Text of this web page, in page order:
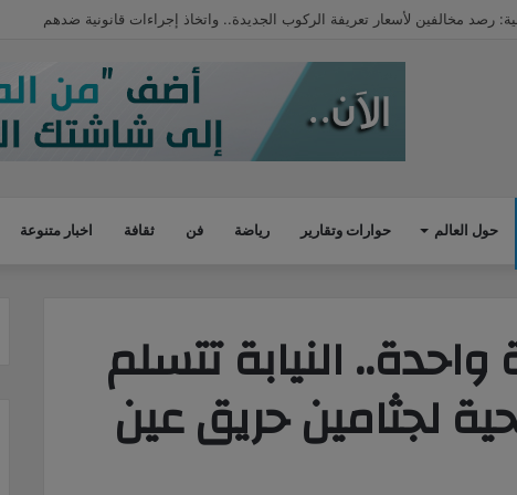
للضفة.. دعوة أمريكية جديدة بخصوص شيرين أبو عاقلة
حول العالم حوارات وتقارير رياضة فن ثقافة اخبار متنوعة
النيابة تتسلم
لجثامين حريق عين